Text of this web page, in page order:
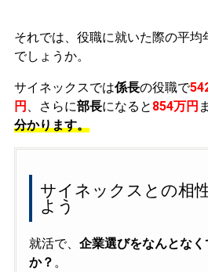
それでは、役職に就いた際の平
でしょうか。
サイネックスでは係長の役職で
円
、さらに部長になると 854万円
分かります。
サイネックスとの相
よう
就活で、 企業選びをなんとな
か？ 。